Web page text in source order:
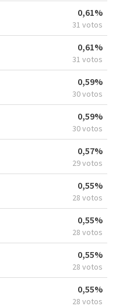
0,61%
31 votos
0,61%
31 votos
0,59%
30 votos
0,59%
30 votos
0,57%
29 votos
0,55%
28 votos
0,55%
28 votos
0,55%
28 votos
0,55%
28 votos